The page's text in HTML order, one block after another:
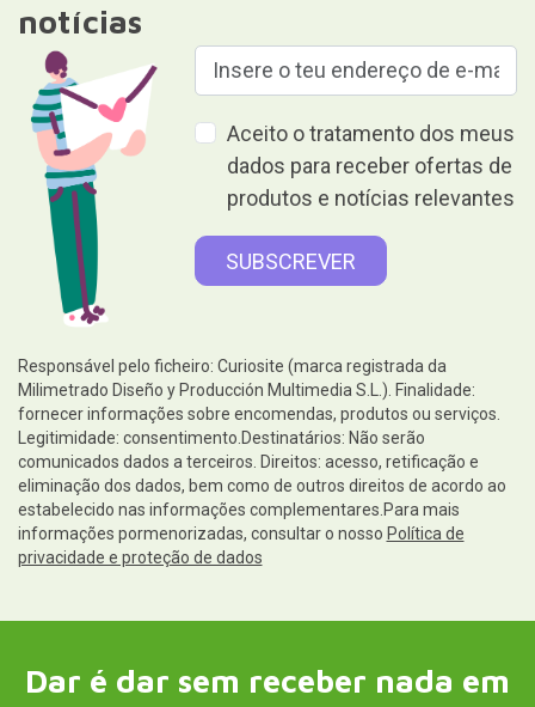
notícias
Aceito o tratamento dos meus
dados para receber ofertas de
produtos e notícias relevantes
Responsável pelo ficheiro: Curiosite (marca registrada da
Milimetrado Diseño y Producción Multimedia S.L.). Finalidade:
fornecer informações sobre encomendas, produtos ou serviços.
Legitimidade: consentimento.Destinatários: Não serão
comunicados dados a terceiros. Direitos: acesso, retificação e
eliminação dos dados, bem como de outros direitos de acordo ao
estabelecido nas informações complementares.Para mais
informações pormenorizadas, consultar o nosso Política de
privacidade e proteção de dados
Dar é dar sem receber nada em